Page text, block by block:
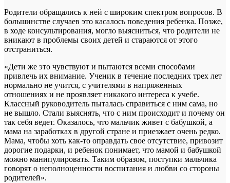
Родители обращались к ней с широким спектром вопросов. В
большинстве случаев это касалось поведения ребенка. Позже,
в ходе консультирования, могло выясниться, что родители не
вникают в проблемы своих детей и стараются от этого
отстраниться.
«Дети же это чувствуют и пытаются всеми способами
привлечь их внимание. Ученик в течение последних трех лет
нормально не учится, с учителями в напряженных
отношениях и не проявляет никакого интереса к учебе.
Классный руководитель пыталась справиться с ним сама, но
не вышло. Стали выяснять, что с ним происходит и почему он
так себя ведет. Оказалось, что мальчик живет с бабушкой, а
мама на заработках в другой стране и приезжает очень редко.
Мама, чтобы хоть как-то оправдать свое отсутствие, привозит
дорогие подарки, и ребенок понимает, что мамой и бабушкой
можно манипулировать. Таким образом, поступки мальчика
говорят о неполноценности воспитания и любви со стороны
родителей».